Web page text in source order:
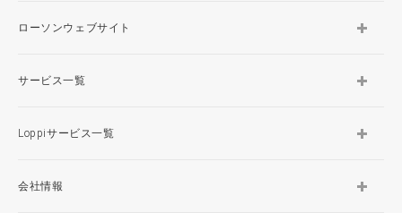
ローソンウェブサイト
サービス一覧
Loppiサービス一覧
会社情報